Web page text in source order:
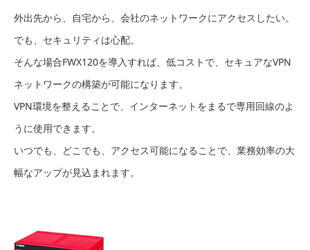
外出先から、自宅から、会社のネットワークにアクセスしたい。
でも、セキュリティは心配。
そんな場合FWX120を導入すれば、低コストで、セキュアなVPN
ネットワークの構築が可能になります。
VPN環境を整えることで、インターネットをまるで専用回線のよ
うに使用できます。
いつでも、どこでも、アクセス可能になることで、業務効率の大
幅なアップが見込まれます。